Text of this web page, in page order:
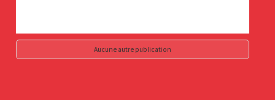
Aucune autre publication